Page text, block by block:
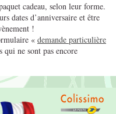
cadeau, selon leur forme.
dates d’anniversaire et être
!
« demande particulière
qui ne sont pas encore